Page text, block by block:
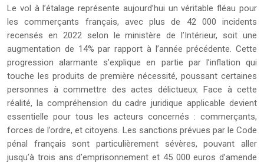
Le vol à l’étalage représente aujourd’hui un véritable fléau pour
les commerçants français, avec plus de 42 000 incidents
recensés en 2022 selon le ministère de l’Intérieur, soit une
augmentation de 14% par rapport à l’année précédente. Cette
progression alarmante s’explique en partie par l’inflation qui
touche les produits de première nécessité, poussant certaines
personnes à commettre des actes délictueux. Face à cette
réalité, la compréhension du cadre juridique applicable devient
essentielle pour tous les acteurs concernés : commerçants,
forces de l’ordre, et citoyens. Les sanctions prévues par le Code
pénal français sont particulièrement sévères, pouvant aller
jusqu’à trois ans d’emprisonnement et 45 000 euros d’amende